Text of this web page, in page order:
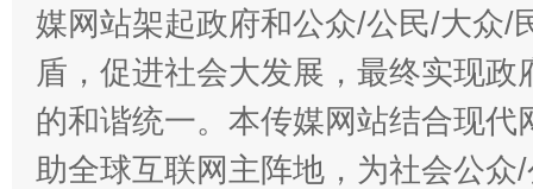
媒网站架起政府和公众/公民/大众/
盾，促进社会大发展，最终实现
的和谐统一。本传媒网站结合现
助全球互联网主阵地，为社会公